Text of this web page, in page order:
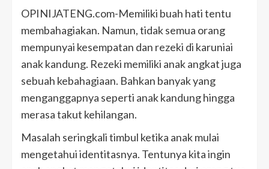
OPINIJATENG.com-Memiliki buah hati tentu
membahagiakan. Namun, tidak semua orang
mempunyai kesempatan dan rezeki di karuniai
anak kandung. Rezeki memiliki anak angkat juga
sebuah kebahagiaan. Bahkan banyak yang
menganggapnya seperti anak kandung hingga
merasa takut kehilangan.
Masalah seringkali timbul ketika anak mulai
mengetahui identitasnya. Tentunya kita ingin